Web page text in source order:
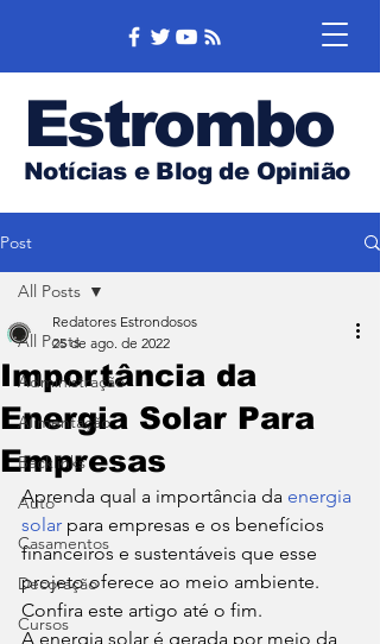
Estrombo
Notícias e Blog de Opinião
Post
All Posts
Administração
Alimentação
Backlinks
Auto
Casamentos
Decoração
Cursos
All Posts
Importância da
Energia Solar Para
Empresas
Redatores Estrondosos
25 de ago. de 2022
Aprenda qual a importância da energia
solar para empresas e os benefícios
financeiros e sustentáveis que esse
projeto oferece ao meio ambiente.
Confira este artigo até o fim.
A energia solar é gerada por meio da